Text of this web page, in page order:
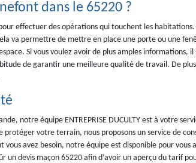
dans le 65220 ?
effectuer des opérations qui touchent les
va permettre de mettre en place une porte ou une
Si vous voulez avoir de plus amples informations,
de garantir une meilleure qualité de travail. De
notre équipe ENTREPRISE DUCULTY est à votre
protéger votre terrain, nous proposons un service de
avez besoin, notre équipe est disponible pour vous
un devis maçon 65220 afin d’avoir un aperçu du tarif